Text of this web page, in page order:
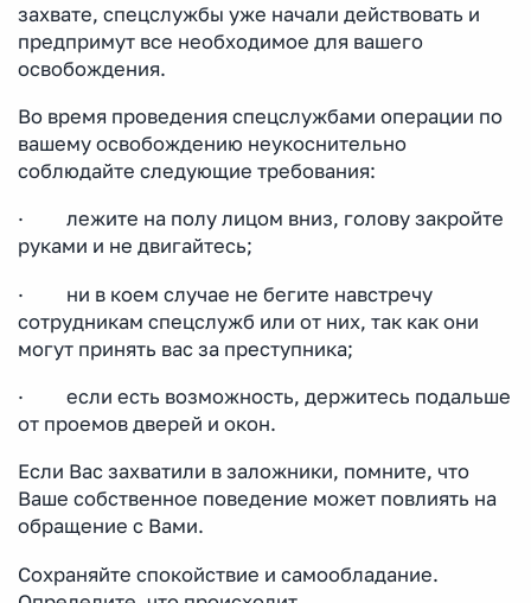
захвате, спецслужбы уже начали действовать и
предпримут все необходимое для вашего
освобождения.
Во время проведения спецслужбами операции по
вашему освобождению неукоснительно
соблюдайте следующие требования:
· лежите на полу лицом вниз, голову закройте
руками и не двигайтесь;
· ни в коем случае не бегите навстречу
сотрудникам спецслужб или от них, так как они
могут принять вас за преступника;
· если есть возможность, держитесь подальше
от проемов дверей и окон.
Если Вас захватили в заложники, помните, что
Ваше собственное поведение может повлиять на
обращение с Вами.
Сохраняйте спокойствие и самообладание.